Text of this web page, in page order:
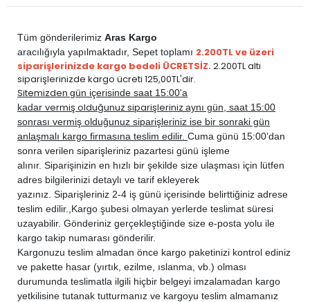
Tüm gönderilerimiz Aras Kargo
aracılığıyla yapılmaktadır, Sepet toplamı 2.200TL ve üzeri
siparişlerinizde kargo bedeli ÜCRETSİZ.2.200TL altı
siparişlerinizde kargo ücreti 125,00TL'dir.
Sitemizden gün içerisinde saat 15:00'a
kadar vermiş olduğunuz siparişleriniz aynı gün, saat 15:00
sonrası vermiş olduğunuz siparişleriniz ise bir sonraki gün
anlaşmalı kargo firmasına teslim edilir. Cuma günü 15:00’dan
sonra verilen siparişleriniz pazartesi günü işleme
alınır. Siparişinizin en hızlı bir şekilde size ulaşması için lütfen
adres bilgilerinizi detaylı ve tarif ekleyerek
yazınız. Siparişleriniz 2-4 iş günü içerisinde belirttiğiniz adrese
teslim edilir., Kargo şubesi olmayan yerlerde teslimat süresi
uzayabilir. Gönderiniz gerçekleştiğinde size e-posta yolu ile
kargo takip numarası gönderilir.
Kargonuzu teslim almadan önce kargo paketinizi kontrol ediniz
ve pakette hasar (yırtık, ezilme, ıslanma, vb.) olması
durumunda teslimatla ilgili hiçbir belgeyi imzalamadan kargo
yetkilisine tutanak tutturmanız ve kargoyu teslim almamanız